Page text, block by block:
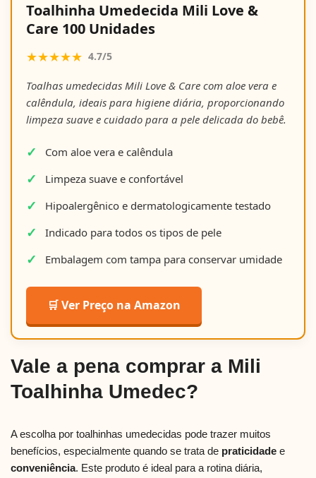
Toalhinha Umedecida Mili Love &
Care 100 Unidades
★★★★★ 4.7/5
Toalhas umedecidas Mili Love & Care com aloe vera e
calêndula, ideais para higiene diária, proporcionando
limpeza suave e cuidado para a pele delicada do bebê.
Com aloe vera e calêndula
Limpeza suave e confortável
Hipoalergênico e dermatologicamente testado
Indicado para todos os tipos de pele
Embalagem com tampa para conservar umidade
🛒 Ver Preço na Amazon
Vale a pena comprar a Mili
Toalhinha Umedec?
A escolha por toalhinhas umedecidas pode trazer muitos
benefícios, especialmente quando se trata de praticidade e
conveniência. Este produto é ideal para a rotina diária,